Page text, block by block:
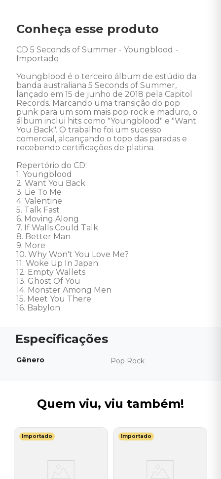
Conheça esse produto
CD 5 Seconds of Summer - Youngblood -
Importado
Youngblood é o terceiro álbum de estúdio da
banda australiana 5 Seconds of Summer,
lançado em 15 de junho de 2018 pela Capitol
Records. Marcando uma transição do pop
punk para um som mais pop rock e maduro, o
álbum inclui hits como "Youngblood" e "Want
You Back". O trabalho foi um sucesso
comercial, alcançando o topo das paradas e
recebendo certificações de platina.
Repertório do CD:
1. Youngblood
2. Want You Back
3. Lie To Me
4. Valentine
5. Talk Fast
6. Moving Along
7. If Walls Could Talk
8. Better Man
9. More
10. Why Won't You Love Me?
11. Woke Up In Japan
12. Empty Wallets
13. Ghost Of You
14. Monster Among Men
15. Meet You There
16. Babylon
Gênero Pop Rock
Quem viu, viu também!
Importado Importado